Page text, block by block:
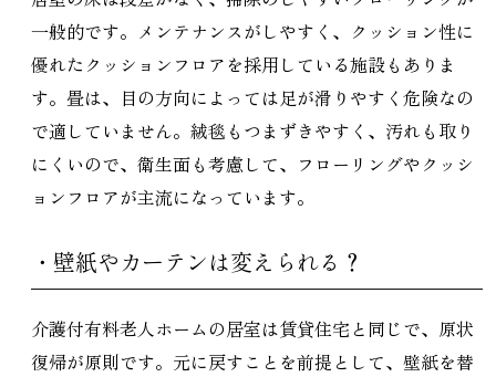
一般的です。メンテナンスがしやすく、クッション性に
優れたクッションフロアを採用している施設もありま
す。畳は、目の方向によっては足が滑りやすく危険なの
で適していません。絨毯もつまずきやすく、汚れも取り
にくいので、衛生面も考慮して、フローリングやクッシ
ョンフロアが主流になっています。
・壁紙やカーテンは変えられる？
介護付有料老人ホームの居室は賃貸住宅と同じで、原状
復帰が原則です。元に戻すことを前提として、壁紙を替